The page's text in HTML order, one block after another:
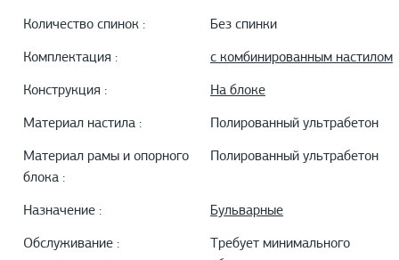
Количество спинок : Без спинки
Комплектация : с комбинированным настилом
Конструкция : На блоке
Материал настила : Полированный ультрабетон
Материал рамы и опорного
блока :
Полированный ультрабетон
Назначение : Бульварные
Обслуживание :
Требует минимального